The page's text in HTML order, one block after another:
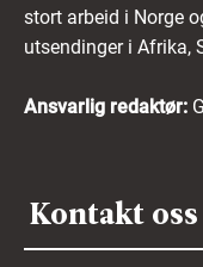
stort arbeid i Norge
utsendinger i Afrika,
Ansvarlig redaktør:
Kontakt oss